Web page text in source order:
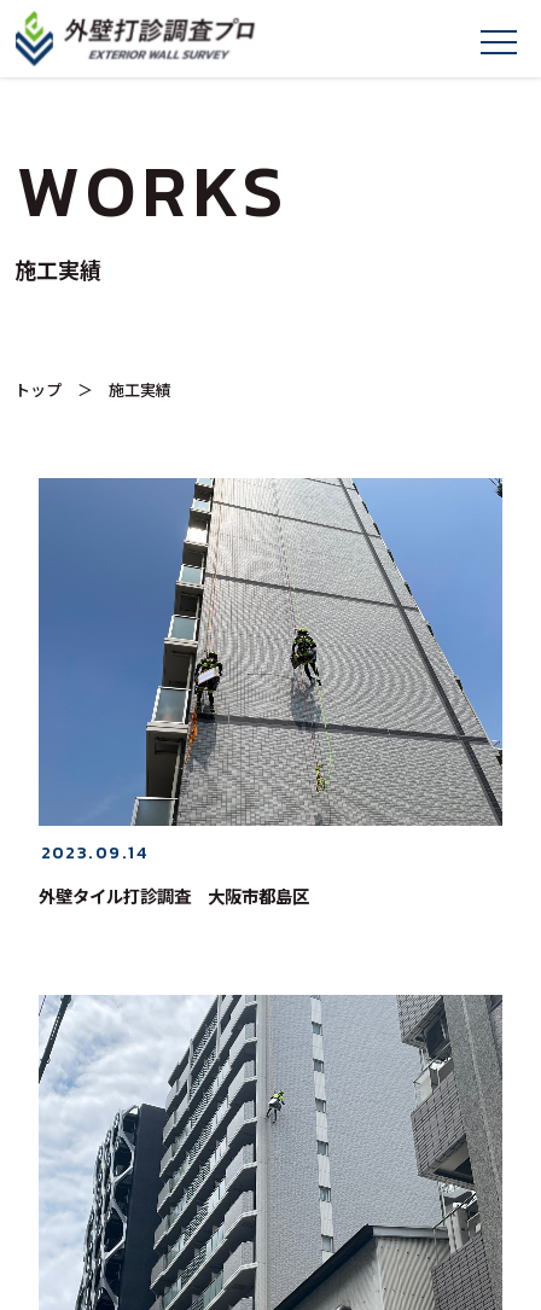
WORKS
施工実績
トップ ＞ 施工実績
2023.09.14
外壁タイル打診調査 大阪市都島区